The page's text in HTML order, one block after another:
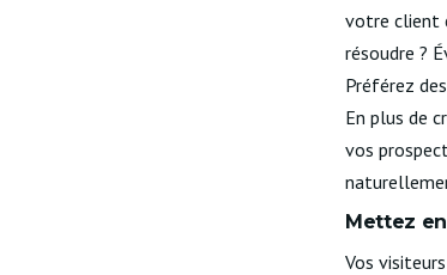
votre client
résoudre ?
Préférez
En plus de
vos
Mettez
Vos